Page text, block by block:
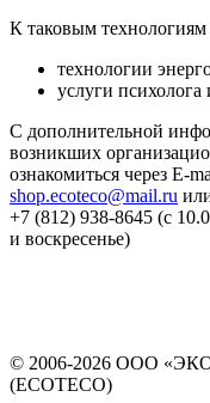
К таковым технологиям
технологии
услуги психолога
С дополнительной
возникших
ознакомиться через E-
shop.ecoteco@mail.ru
+7 (812) 938-8645 (с
и воскресенье)
© 2006-2026 ООО
(ECOTECO)